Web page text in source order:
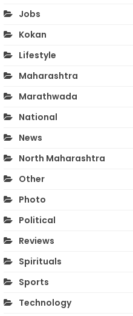
Jobs
Kokan
Lifestyle
Maharashtra
Marathwada
National
News
North Maharashtra
Other
Photo
Political
Reviews
Spirituals
Sports
Technology